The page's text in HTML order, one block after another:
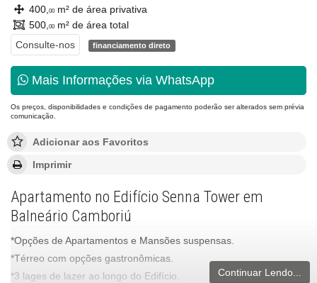
400, 00m² de área privativa
500, 00m² de área total
Consulte-nos
financiamento direto
Mais Informações via WhatsApp
Os preços, disponibilidades e condições de pagamento poderão ser alterados sem prévia
comunicação.
Adicionar aos Favoritos
Imprimir
Apartamento no Edifício Senna Tower em
Balneário Camboriú
*Opções de Apartamentos e Mansões suspensas.
*Térreo com opções gastronômicas.
*3 lages de lazer ao longo do Edifício.
Continuar Lendo...